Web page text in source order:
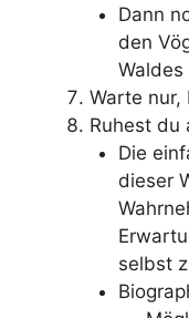
Dann
den
Warte nur,
Ruhest du
Die
dieser
selbst